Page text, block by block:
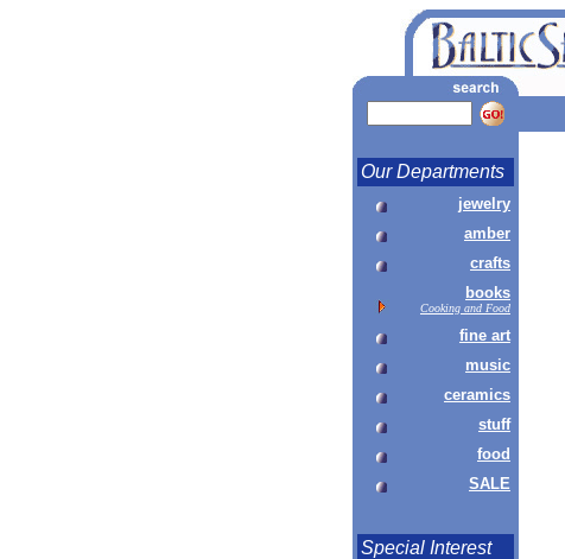
Our Departments
jewelry
amber
crafts
books
Cooking and Food
fine art
music
ceramics
stuff
food
SALE
Special Interest